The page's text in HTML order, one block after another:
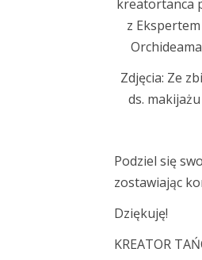
kreatortanca
z
Zdjęcia: Ze
ds.
Podziel się
zostawiając
Dziękuję!
KREATOR